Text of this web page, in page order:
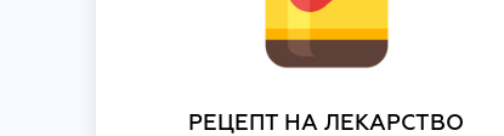
РЕЦЕПТ НА ЛЕКАРСТВО